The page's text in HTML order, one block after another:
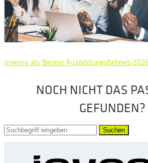
invenio als 'Bester Ausbildungsbetrieb
NOCH NICHT DAS
GEFUNDEN?
Suchen